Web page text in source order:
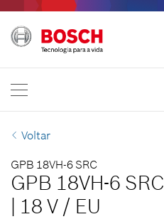
Rescindir contrato
Bosch Professional
Voltar
GPB 18VH-6 SRC
GPB 18VH-6 SRC
18 V / EU